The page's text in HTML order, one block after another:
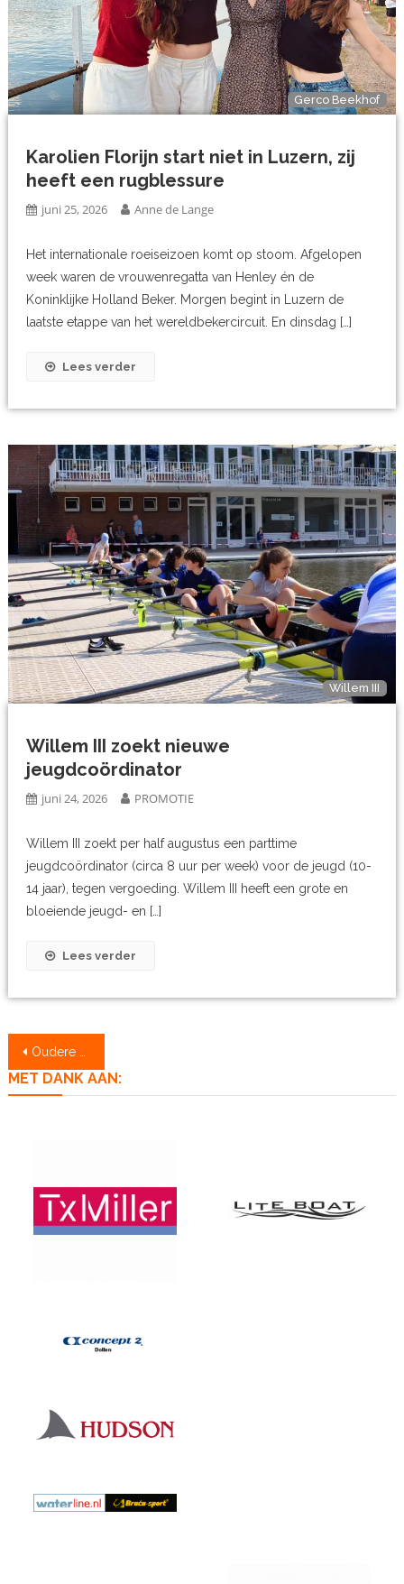
Gerco Beekhof
Karolien Florijn start niet in Luzern, zij
heeft een rugblessure
juni 25, 2026 Anne de Lange
Het internationale roeiseizoen komt op stoom. Afgelopen
week waren de vrouwenregatta van Henley én de
Koninklijke Holland Beker. Morgen begint in Luzern de
laatste etappe van het wereldbekercircuit. En dinsdag […]
Lees verder
Willem III
Willem III zoekt nieuwe
jeugdcoördinator
juni 24, 2026 PROMOTIE
Willem III zoekt per half augustus een parttime
jeugdcoördinator (circa 8 uur per week) voor de jeugd (10-
14 jaar), tegen vergoeding. Willem III heeft een grote en
bloeiende jeugd- en […]
Lees verder
Berichtennavigatie
Oudere berichten
MET DANK AAN: